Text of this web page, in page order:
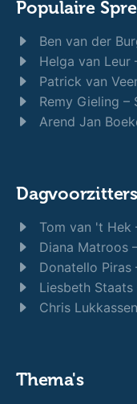
Populaire
Ben van der
Helga van Leur
Patrick van
Remy Gieling –
Arend Jan
Dagvoorzitters
Tom van 't
Diana Matroos
Donatello
Liesbeth
Chris
Thema's